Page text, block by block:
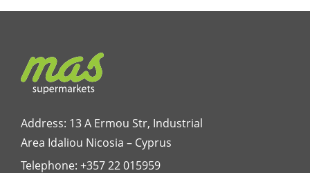
Address: 13 A Ermou Str, Industrial
Area Idaliou Nicosia – Cyprus
Telephone: +357 22 015959